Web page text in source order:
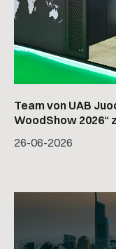
Team von UAB
WoodShow 2026“
26-06-2026